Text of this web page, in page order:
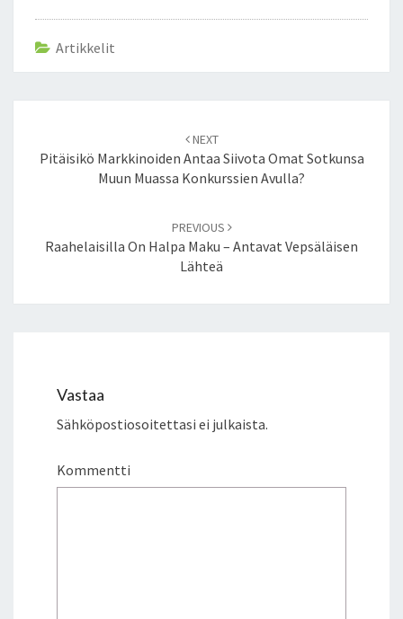
Artikkelit
navigation
NEXT
Pitäisikö Markkinoiden Antaa Siivota Omat Sotkunsa
Muun Muassa Konkurssien Avulla?
PREVIOUS
Raahelaisilla On Halpa Maku – Antavat Vepsäläisen
Lähteä
Vastaa
Sähköpostiosoitettasi ei julkaista.
Kommentti